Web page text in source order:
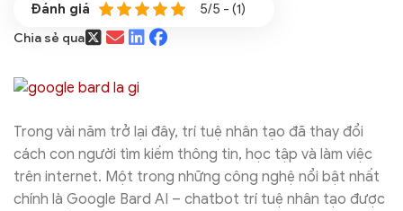
5/5 - (1)
Chia sẻ qua
Trong vài năm trở lại đây, trí tuệ nhân tạo đã thay đổi
cách con người tìm kiếm thông tin, học tập và làm việc
trên internet. Một trong những công nghệ nổi bật nhất
chính là Google Bard AI – chatbot trí tuệ nhân tạo được